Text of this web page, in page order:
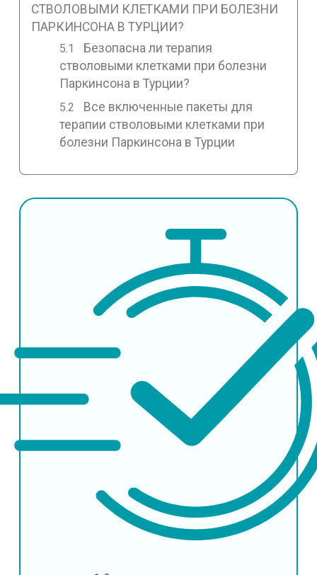
СТВОЛОВЫМИ КЛЕТКАМИ ПРИ БОЛЕЗНИ
ПАРКИНСОНА В ТУРЦИИ?
Безопасна ли терапия
стволовыми клетками при болезни
Паркинсона в Турции?
Все включенные пакеты для
терапии стволовыми клетками при
болезни Паркинсона в Турции